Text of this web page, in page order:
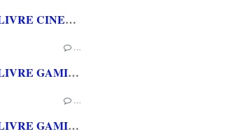
[REVUE LIVRE CINEMA] FAST & FURIOUS d' Arnaud BRIAND aux éditions CASA
…
[REVUE LIVRE GAMING] PRESS START - Le Japon des jeux vidéo aux éditions NUINUI
…
[REVUE LIVRE GAMING] - RETRO - ARCADE CLASSICS - La grande histoire des bornes de jeux vidéo aux éditions CASA